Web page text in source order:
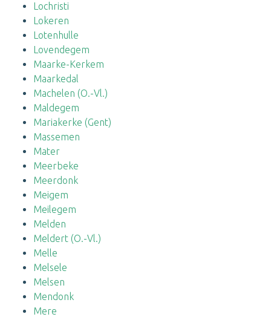
Lochristi
Lokeren
Lotenhulle
Lovendegem
Maarke-Kerkem
Maarkedal
Machelen (O.-Vl.)
Maldegem
Mariakerke (Gent)
Massemen
Mater
Meerbeke
Meerdonk
Meigem
Meilegem
Melden
Meldert (O.-Vl.)
Melle
Melsele
Melsen
Mendonk
Mere